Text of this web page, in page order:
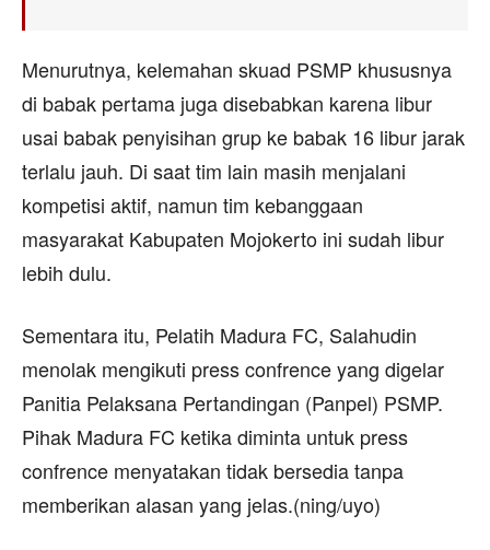
Menurutnya, kelemahan skuad PSMP khususnya
di babak pertama juga disebabkan karena libur
usai babak penyisihan grup ke babak 16 libur jarak
terlalu jauh. Di saat tim lain masih menjalani
kompetisi aktif, namun tim kebanggaan
masyarakat Kabupaten Mojokerto ini sudah libur
lebih dulu.
Sementara itu, Pelatih Madura FC, Salahudin
menolak mengikuti press confrence yang digelar
Panitia Pelaksana Pertandingan (Panpel) PSMP.
Pihak Madura FC ketika diminta untuk press
confrence menyatakan tidak bersedia tanpa
memberikan alasan yang jelas.(ning/uyo)